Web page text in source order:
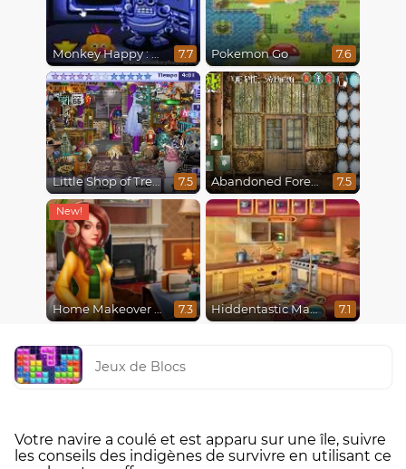
Monkey Happy : Stage 0112 7.7 Pokemon Go 7.6
Little Shop of Treasures 7.5 Abandoned Forest House 7.5
Home Makeover 2 Hidden Object 7.3 Hiddentastic Mansion 7.1
Jeux de Blocs
Votre navire a coulé et est apparu sur une île, suivre
les conseils des indigènes de survivre en utilisant ce